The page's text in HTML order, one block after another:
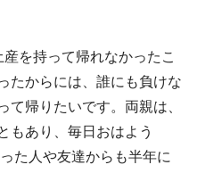
を持って帰れなかったこ
たからには、誰にも負けな
て帰りたいです。両親は、
もあり、毎日おはよう
た人や友達からも半年に